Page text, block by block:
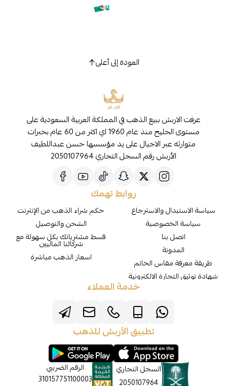
العودة إلى أعلى
عرفت الاربش ببيع الذهب في المملكة العربية السعودية على
مستوى الخليج منذ عام 1960 اي اكثر من 60 عام بخبرات
متوارثه عبر الاجيال على يد مؤسسها حسن عبداللطيف
الأربش رقم السجل التجاري 2050107964
روابط تهمك
سياسة الاستبدال والاسترجاع
سياسة الخصوصية
اتصل بنا
المدونة
طريقة معرفة مقاس الخاتم
شهادة توثيق التجارة الالكترونية
حكم شراء الذهب من الإنترنت
الشحن والتوصيل
قسط مشترياتك بكل سهولة مع
شركائنا الماليين
اسعار الذهب مباشرة
خدمة العملاء
تطبيق الأربش للذهب
السجل التجاري
2050107964
الرقم الضريبي
310157751100003